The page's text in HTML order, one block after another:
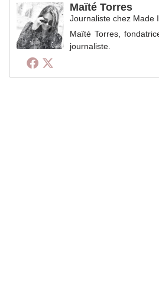
Maïté Torres
Journaliste chez Made
Maïté Torres,
journaliste.